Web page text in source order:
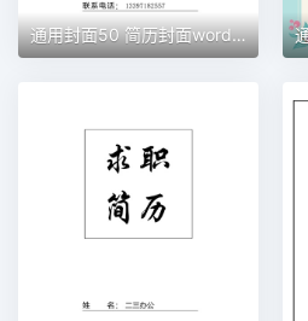
通用封面50 简历封面word模板